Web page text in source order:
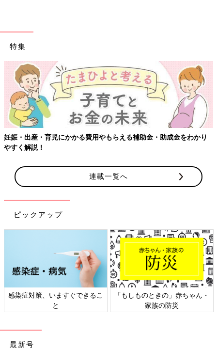
特集
妊娠・出産・育児にかかる費用やもらえる補助金・助成金をわかり
やすく解説！
連載一覧へ
ピックアップ
感染症対策、いますぐできるこ
と
「もしものときの」赤ちゃん・
家族の防災
最新号